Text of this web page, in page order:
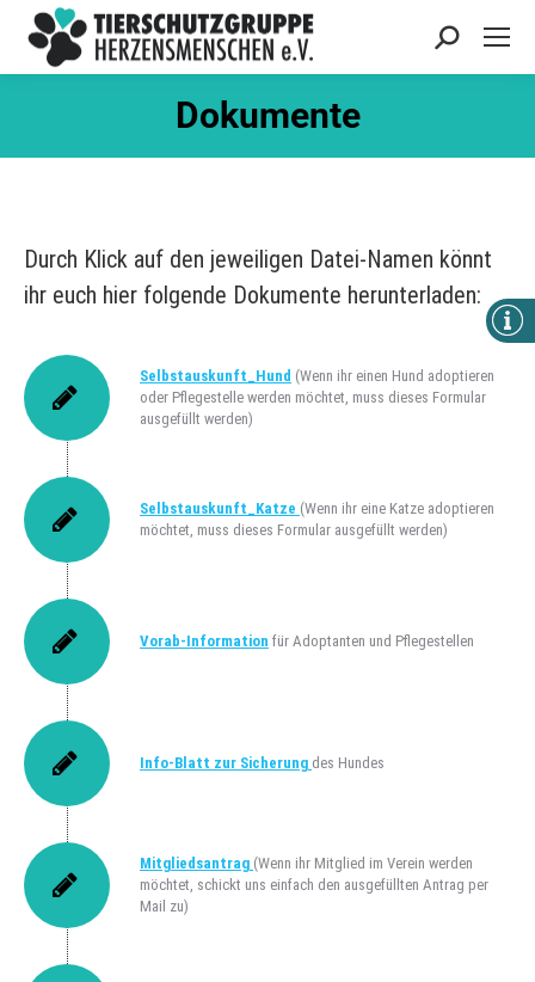
Search:
Dokumente
Durch Klick auf den jeweiligen Datei-Namen könnt
ihr euch hier folgende Dokumente herunterladen:
Selbstauskunft_Hund (Wenn ihr einen Hund adoptieren
oder Pflegestelle werden möchtet, muss dieses Formular
ausgefüllt werden)
Selbstauskunft_Katze (Wenn ihr eine Katze adoptieren
möchtet, muss dieses Formular ausgefüllt werden)
Vorab-Information für Adoptanten und Pflegestellen
Info-Blatt zur Sicherung des Hundes
Mitgliedsantrag (Wenn ihr Mitglied im Verein werden
möchtet, schickt uns einfach den ausgefüllten Antrag per
Mail zu)